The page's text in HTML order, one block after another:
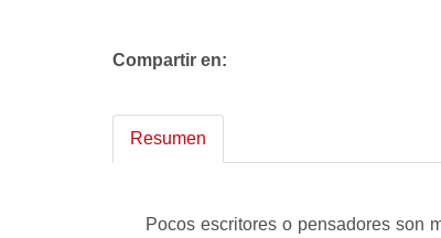
Compartir en:
Resumen
Pocos escritores o pensadores son